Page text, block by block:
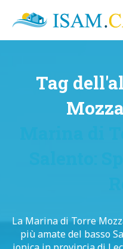
ISAM.CASA
Dove
Cerco
Tag
La Marina di Torre
più amate del basso